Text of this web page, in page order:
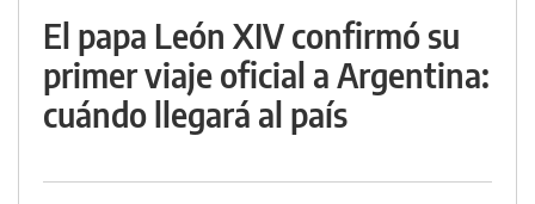
El papa León XIV confirmó su
primer viaje oficial a Argentina:
cuándo llegará al país